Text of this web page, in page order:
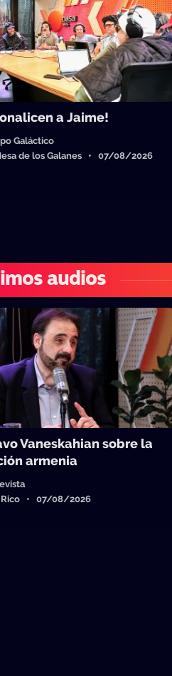
a Jaime!
Galáctico
de los Galanes • 07/08/2026
audios
Vaneskahian sobre la
armenia
Rico • 07/08/2026